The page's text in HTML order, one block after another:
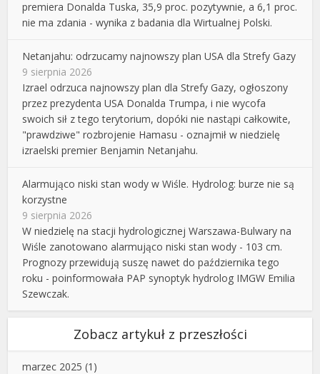
premiera Donalda Tuska, 35,9 proc. pozytywnie, a 6,1 proc.
nie ma zdania - wynika z badania dla Wirtualnej Polski.
Netanjahu: odrzucamy najnowszy plan USA dla Strefy Gazy
9 sierpnia 2026
Izrael odrzuca najnowszy plan dla Strefy Gazy, ogłoszony
przez prezydenta USA Donalda Trumpa, i nie wycofa
swoich sił z tego terytorium, dopóki nie nastąpi całkowite,
"prawdziwe" rozbrojenie Hamasu - oznajmił w niedzielę
izraelski premier Benjamin Netanjahu.
Alarmująco niski stan wody w Wiśle. Hydrolog: burze nie są
korzystne
9 sierpnia 2026
W niedzielę na stacji hydrologicznej Warszawa-Bulwary na
Wiśle zanotowano alarmująco niski stan wody - 103 cm.
Prognozy przewidują suszę nawet do października tego
roku - poinformowała PAP synoptyk hydrolog IMGW Emilia
Szewczak.
Zobacz artykuł z przeszłości
marzec 2025 (1)